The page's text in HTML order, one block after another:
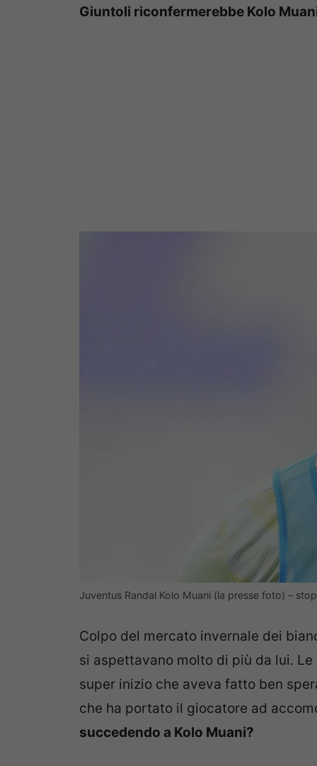
Giuntoli riconfermerebbe Kolo
Juventus Randal Kolo Muani (la presse foto) –
Colpo del mercato invernale dei
si aspettavano molto di più da lui.
super inizio che aveva fatto ben
che ha portato il giocatore ad
succedendo a Kolo Muani?